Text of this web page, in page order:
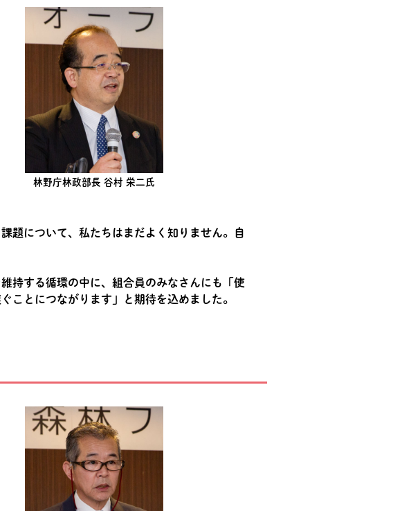
林野庁林政部長 谷村 栄二氏
題について、私たちはまだよく知りません。自
持する循環の中に、組合員のみなさんにも「使
ことにつながります」と期待を込めました。